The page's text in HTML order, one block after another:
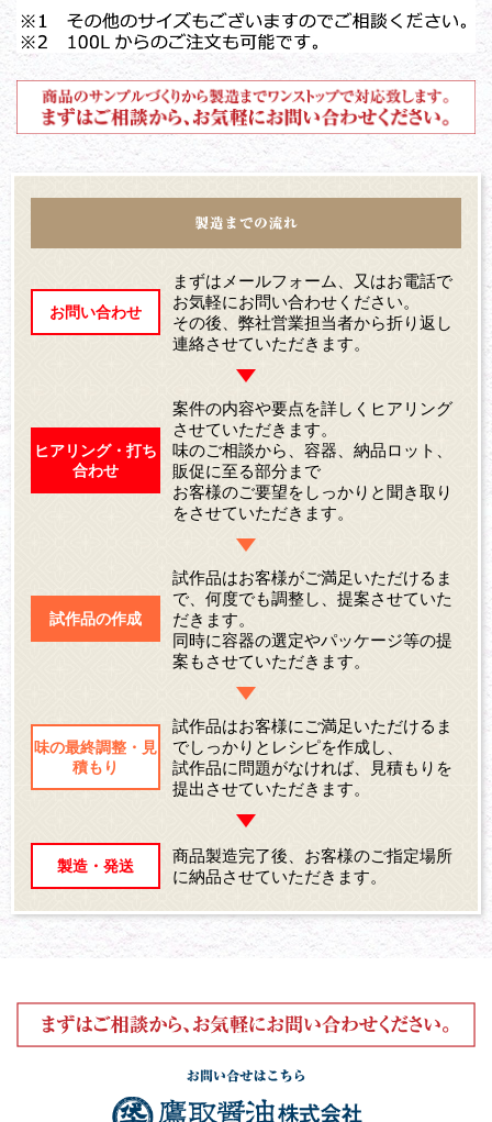
お問い合わせ
まずはメールフォーム、又はお電話で
お気軽にお問い合わせください。
その後、弊社営業担当者から折り返し
連絡させていただきます。
ヒアリング・打ち
合わせ
案件の内容や要点を詳しくヒアリング
させていただきます。
味のご相談から、容器、納品ロット、
販促に至る部分まで
お客様のご要望をしっかりと聞き取り
をさせていただきます。
試作品の作成
試作品はお客様がご満足いただけるま
で、何度でも調整し、提案させていた
だきます。
同時に容器の選定やパッケージ等の提
案もさせていただきます。
味の最終調整・見
積もり
試作品はお客様にご満足いただけるま
でしっかりとレシピを作成し、
試作品に問題がなければ、見積もりを
提出させていただきます。
製造・発送
商品製造完了後、お客様のご指定場所
に納品させていただきます。